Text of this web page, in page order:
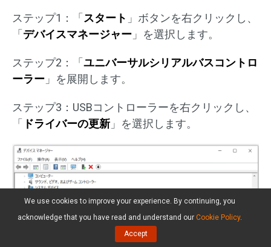
ステップ1：「スタート 」ボタンを右クリックし、
「デバイスマネージャー 」を選択します。
ステップ2：「ユニバーサルシリアルバスコントロ
ーラー 」を展開します。
ステップ3：USBコントローラーを右クリックし、
「 ドライバーの更新 」を選択します。
We use cookies to improve your experience. By continuing, you
acknowledge that you have read and understand our Cookie Policy.
Accept